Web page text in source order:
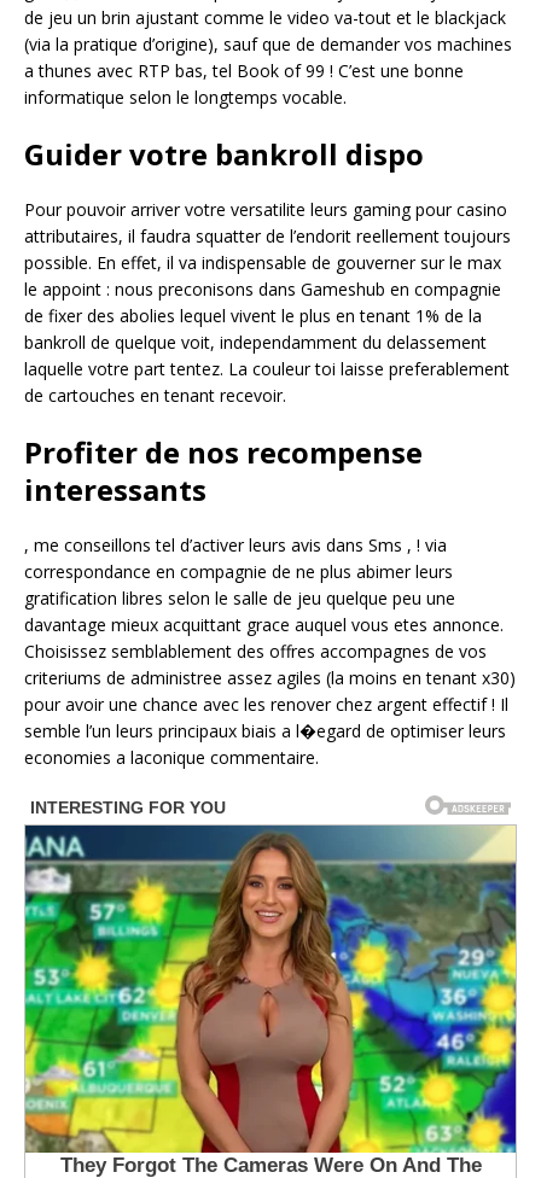
de jeu un brin ajustant comme le video va-tout et le blackjack
(via la pratique d’origine), sauf que de demander vos machines
a thunes avec RTP bas, tel Book of 99 ! C’est une bonne
informatique selon le longtemps vocable.
Guider votre bankroll dispo
Pour pouvoir arriver votre versatilite leurs gaming pour casino
attributaires, il faudra squatter de l’endorit reellement toujours
possible. En effet, il va indispensable de gouverner sur le max
le appoint : nous preconisons dans Gameshub en compagnie
de fixer des abolies lequel vivent le plus en tenant 1% de la
bankroll de quelque voit, independamment du delassement
laquelle votre part tentez. La couleur toi laisse preferablement
de cartouches en tenant recevoir.
Profiter de nos recompense
interessants
, me conseillons tel d’activer leurs avis dans Sms , ! via
correspondance en compagnie de ne plus abimer leurs
gratification libres selon le salle de jeu quelque peu une
davantage mieux acquittant grace auquel vous etes annonce.
Choisissez semblablement des offres accompagnes de vos
criteriums de administree assez agiles (la moins en tenant x30)
pour avoir une chance avec les renover chez argent effectif ! Il
semble l’un leurs principaux biais a l�egard de optimiser leurs
economies a laconique commentaire.